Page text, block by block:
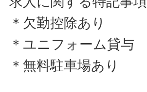
＊欠勤控除あり
＊ユニフォーム貸与
＊無料駐車場あり